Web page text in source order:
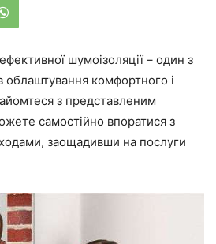
шумоізоляції – один з
облаштування комфортного і
з представленим
самостійно впоратися з
заощадивши на послуги